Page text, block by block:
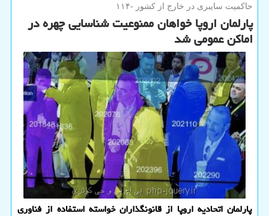
حاكمیت سایبری در خارج از كشور -۱۱۴
پارلمان اروپا خواهان ممنوعیت شناسایی چهره در
اماکن عمومی شد
پارلمان اتحادیه اروپا از قانونگذاران خواسته استفاده از فناوری